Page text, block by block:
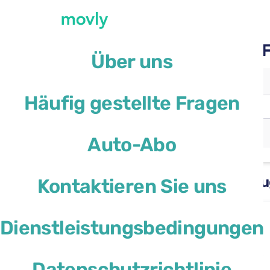
Über uns
Häufig gestellte Fragen
Auto-Abo
Kontaktieren Sie uns
Dienstleistungsbedingungen
Mietwagen bei Movly am
Flughafen Málaga(AGP)
Verfügbare Mietwagen am
Ford Focus
oder ähnliches